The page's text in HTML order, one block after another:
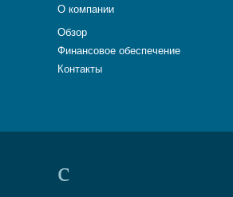
О компании
Обзор
Финансовое обеспечение
Контакты